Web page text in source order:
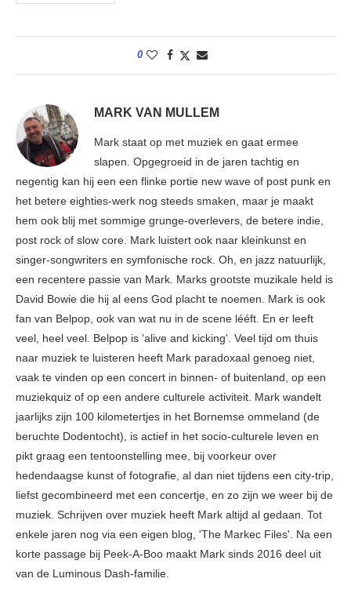
0
MARK VAN MULLEM
Mark staat op met muziek en gaat ermee
slapen. Opgegroeid in de jaren tachtig en
negentig kan hij een een flinke portie new wave of post punk en
het betere eighties-werk nog steeds smaken, maar je maakt
hem ook blij met sommige grunge-overlevers, de betere indie,
post rock of slow core. Mark luistert ook naar kleinkunst en
singer-songwriters en symfonische rock. Oh, en jazz natuurlijk,
een recentere passie van Mark. Marks grootste muzikale held is
David Bowie die hij al eens God placht te noemen. Mark is ook
fan van Belpop, ook van wat nu in de scene lééft. En er leeft
veel, heel veel. Belpop is 'alive and kicking'. Veel tijd om thuis
naar muziek te luisteren heeft Mark paradoxaal genoeg niet,
vaak te vinden op een concert in binnen- of buitenland, op een
muziekquiz of op een andere culturele activiteit. Mark wandelt
jaarlijks zijn 100 kilometertjes in het Bornemse ommeland (de
beruchte Dodentocht), is actief in het socio-culturele leven en
pikt graag een tentoonstelling mee, bij voorkeur over
hedendaagse kunst of fotografie, al dan niet tijdens een city-trip,
liefst gecombineerd met een concertje, en zo zijn we weer bij de
muziek. Schrijven over muziek heeft Mark altijd al gedaan. Tot
enkele jaren nog via een eigen blog, 'The Markec Files'. Na een
korte passage bij Peek-A-Boo maakt Mark sinds 2016 deel uit
van de Luminous Dash-familie.